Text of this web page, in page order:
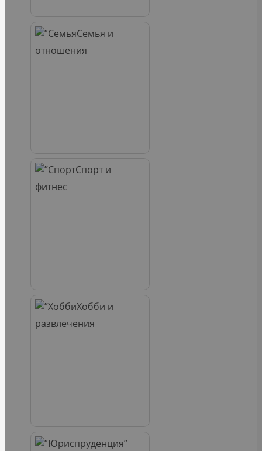
Семья и
отношения
Спорт и
фитнес
Хобби и
развлечения